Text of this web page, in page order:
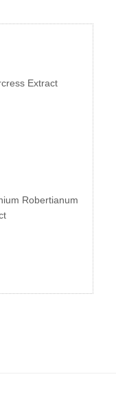
Extract
Robertianum